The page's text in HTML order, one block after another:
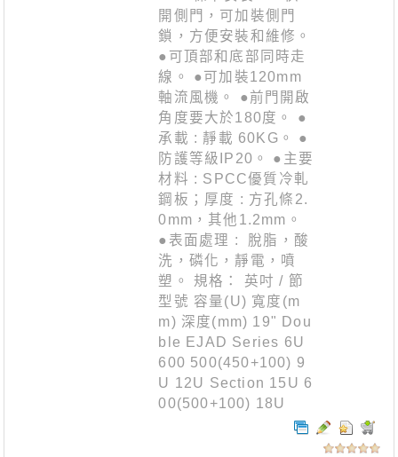
開側門，可加裝側門
鎖，方便安裝和維修。
●可頂部和底部同時走
線。 ●可加裝120mm
軸流風機。 ●前門開啟
角度要大於180度。 ●
承載 : 靜載 60KG。 ●
防護等級IP20。 ●主要
材料 : SPCC優質冷軋
鋼板；厚度 : 方孔條2.
0mm，其他1.2mm。
●表面處理 : 脫脂，酸
洗，磷化，靜電，噴
塑。 規格： 英吋 / 節
型號 容量(U) 寬度(m
m) 深度(mm) 19" Dou
ble EJAD Series 6U
600 500(450+100) 9
U 12U Section 15U 6
00(500+100) 18U